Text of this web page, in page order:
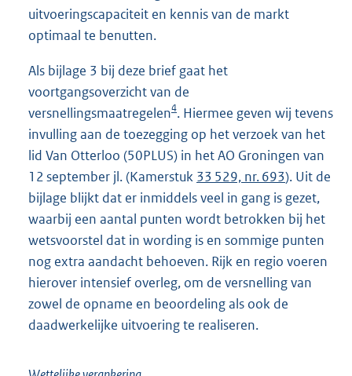
uitvoeringscapaciteit en kennis van de markt
optimaal te benutten.
Als bijlage 3 bij deze brief gaat het
voortgangsoverzicht van de
versnellingsmaatregelen4. Hiermee geven wij tevens
invulling aan de toezegging op het verzoek van het
lid Van Otterloo (50PLUS) in het AO Groningen van
12 september jl. (Kamerstuk 33 529, nr. 693). Uit de
bijlage blijkt dat er inmiddels veel in gang is gezet,
waarbij een aantal punten wordt betrokken bij het
wetsvoorstel dat in wording is en sommige punten
nog extra aandacht behoeven. Rijk en regio voeren
hierover intensief overleg, om de versnelling van
zowel de opname en beoordeling als ook de
daadwerkelijke uitvoering te realiseren.